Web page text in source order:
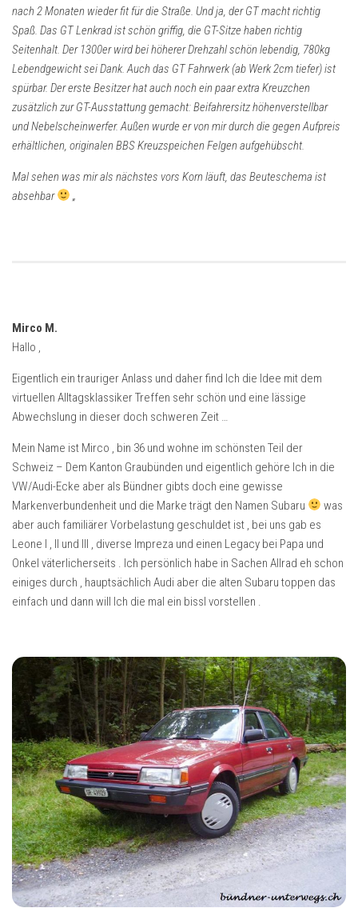
nach 2 Monaten wieder fit für die Straße. Und ja, der GT macht richtig
Spaß. Das GT Lenkrad ist schön griffig, die GT-Sitze haben richtig
Seitenhalt. Der 1300er wird bei höherer Drehzahl schön lebendig, 780kg
Lebendgewicht sei Dank. Auch das GT Fahrwerk (ab Werk 2cm tiefer) ist
spürbar. Der erste Besitzer hat auch noch ein paar extra Kreuzchen
zusätzlich zur GT-Ausstattung gemacht: Beifahrersitz höhenverstellbar
und Nebelscheinwerfer. Außen wurde er von mir durch die gegen Aufpreis
erhältlichen, originalen BBS Kreuzspeichen Felgen aufgehübscht.
Mal sehen was mir als nächstes vors Korn läuft, das Beuteschema ist
absehbar
„
Mirco M.
Hallo ,
Eigentlich ein trauriger Anlass und daher find Ich die Idee mit dem
virtuellen Alltagsklassiker Treffen sehr schön und eine lässige
Abwechslung in dieser doch schweren Zeit …
Mein Name ist Mirco , bin 36 und wohne im schönsten Teil der
Schweiz – Dem Kanton Graubünden und eigentlich gehöre Ich in die
VW/Audi-Ecke aber als Bündner gibts doch eine gewisse
Markenverbundenheit und die Marke trägt den Namen Subaru
was
aber auch familiärer Vorbelastung geschuldet ist , bei uns gab es
Leone I , II und III , diverse Impreza und einen Legacy bei Papa und
Onkel väterlicherseits . Ich persönlich habe in Sachen Allrad eh schon
einiges durch , hauptsächlich Audi aber die alten Subaru toppen das
einfach und dann will Ich die mal ein bissl vorstellen .